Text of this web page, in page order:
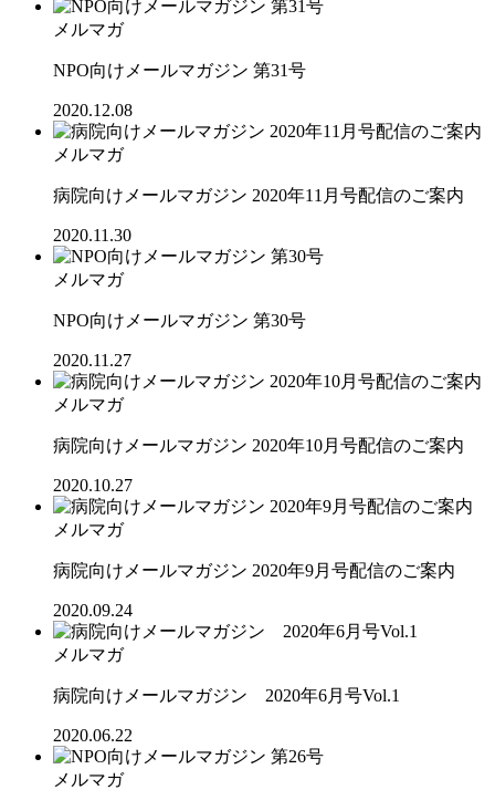
メルマガ
NPO向けメールマガジン 第31号
2020.12.08
メルマガ
病院向けメールマガジン 2020年11月号配信のご案内
2020.11.30
メルマガ
NPO向けメールマガジン 第30号
2020.11.27
メルマガ
病院向けメールマガジン 2020年10月号配信のご案内
2020.10.27
メルマガ
病院向けメールマガジン 2020年9月号配信のご案内
2020.09.24
メルマガ
病院向けメールマガジン 2020年6月号Vol.1
2020.06.22
メルマガ